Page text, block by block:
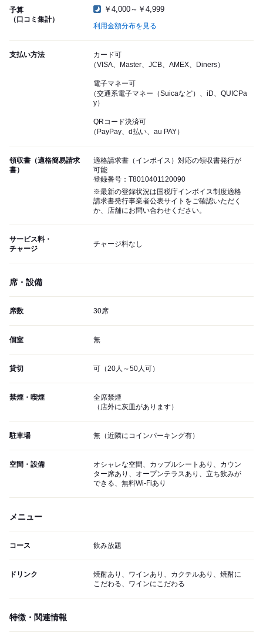
予算
（口コミ集計）
￥4,000～￥4,999
利用金額分布を見る
支払い方法
カード可
（VISA、Master、JCB、AMEX、Diners）
電子マネー可
（交通系電子マネー（Suicaなど）、iD、QUICPa
y）
QRコード決済可
（PayPay、d払い、au PAY）
領収書（適格簡易請求
書）
適格請求書（インボイス）対応の領収書発行が
可能
登録番号：T8010401120090
※最新の登録状況は国税庁インボイス制度適格
請求書発行事業者公表サイトをご確認いただく
か、店舗にお問い合わせください。
サービス料・
チャージ
チャージ料なし
席・設備
席数 30席
個室 無
貸切 可（20人～50人可）
禁煙・喫煙
全席禁煙
（店外に灰皿があります）
駐車場 無（近隣にコインパーキング有）
空間・設備
オシャレな空間、カップルシートあり、カウン
ター席あり、オープンテラスあり、立ち飲みが
できる、無料Wi-Fiあり
メニュー
コース 飲み放題
ドリンク
焼酎あり、ワインあり、カクテルあり、焼酎に
こだわる、ワインにこだわる
特徴・関連情報